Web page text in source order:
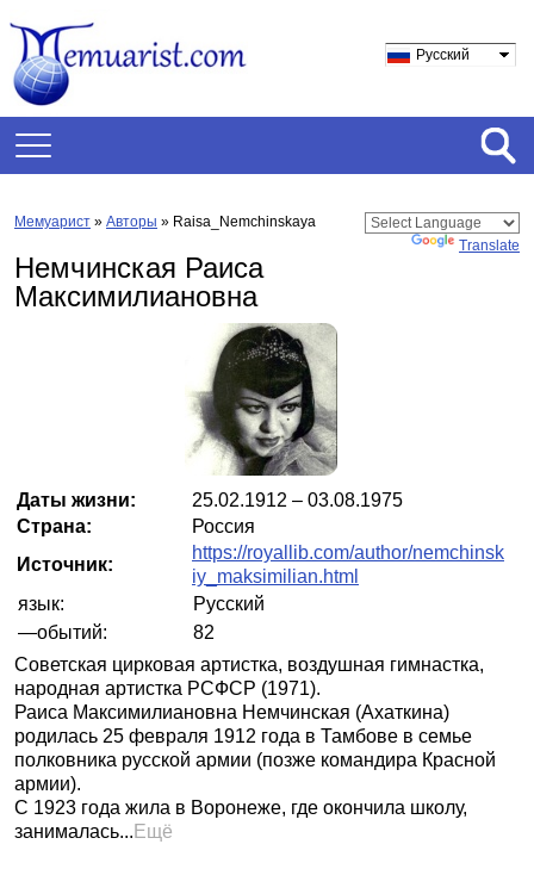
Русский
Мемуарист » Авторы » Raisa_Nemchinskaya
Translate
Немчинская Раиса
Максимилиановна
Даты жизни:
25.02.1912 – 03.08.1975
Страна:
Россия
Источник:
https://royallib.com/author/nemchinsk
iy_maksimilian.html
язык:
Русский
—обытий:
82
Советская цирковая артистка, воздушная гимнастка,
народная артистка РСФСР (1971).
Раиса Максимилиановна Немчинская (Ахаткина)
родилась 25 февраля 1912 года в Тамбове в семье
полковника русской армии (позже командира Красной
армии).
С 1923 года жила в Воронеже, где окончила школу,
занималась... Ещё